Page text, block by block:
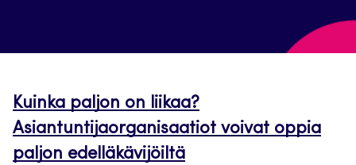
Kuinka paljon on liikaa?
Asiantuntijaorganisaatiot voivat oppia
paljon edelläkävijöiltä